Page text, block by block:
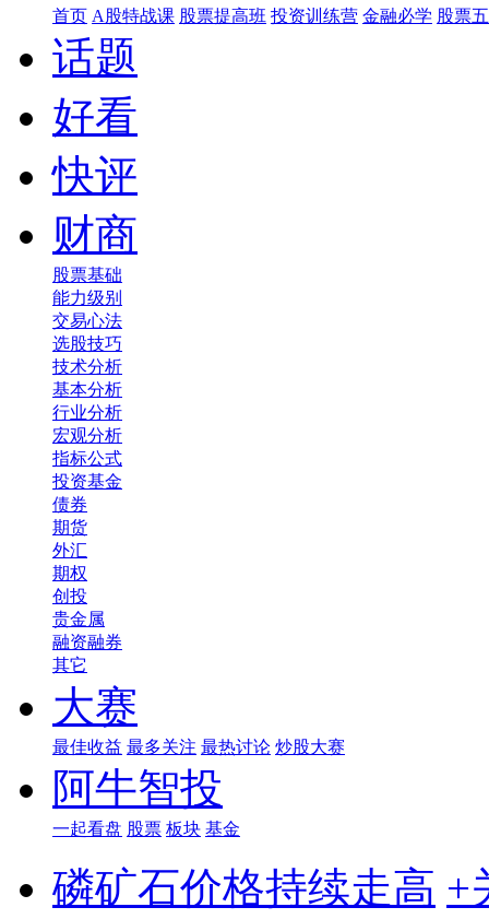
首页 A股特战课 股票提高班 投资训练营 金融必学 股票
话题
好看
快评
财商
股票基础
能力级别
交易心法
选股技巧
技术分析
基本分析
行业分析
宏观分析
指标公式
投资基金
债券
期货
外汇
期权
创投
贵金属
融资融券
其它
大赛
最佳收益 最多关注 最热讨论 炒股大赛
阿牛智投
一起看盘 股票 板块 基金
磷矿石价格持续走高 +